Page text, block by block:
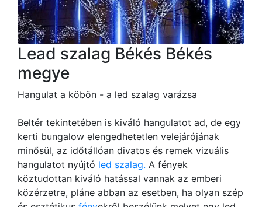
Lead szalag Békés Békés
megye
Hangulat a köbön - a led szalag varázsa
Beltér tekintetében is kiváló hangulatot ad, de egy
kerti bungalow elengedhetetlen velejárójának
minősül, az időtállóan divatos és remek vizuális
hangulatot nyújtó led szalag. A fények
köztudottan kiváló hatással vannak az emberi
közérzetre, pláne abban az esetben, ha olyan szép